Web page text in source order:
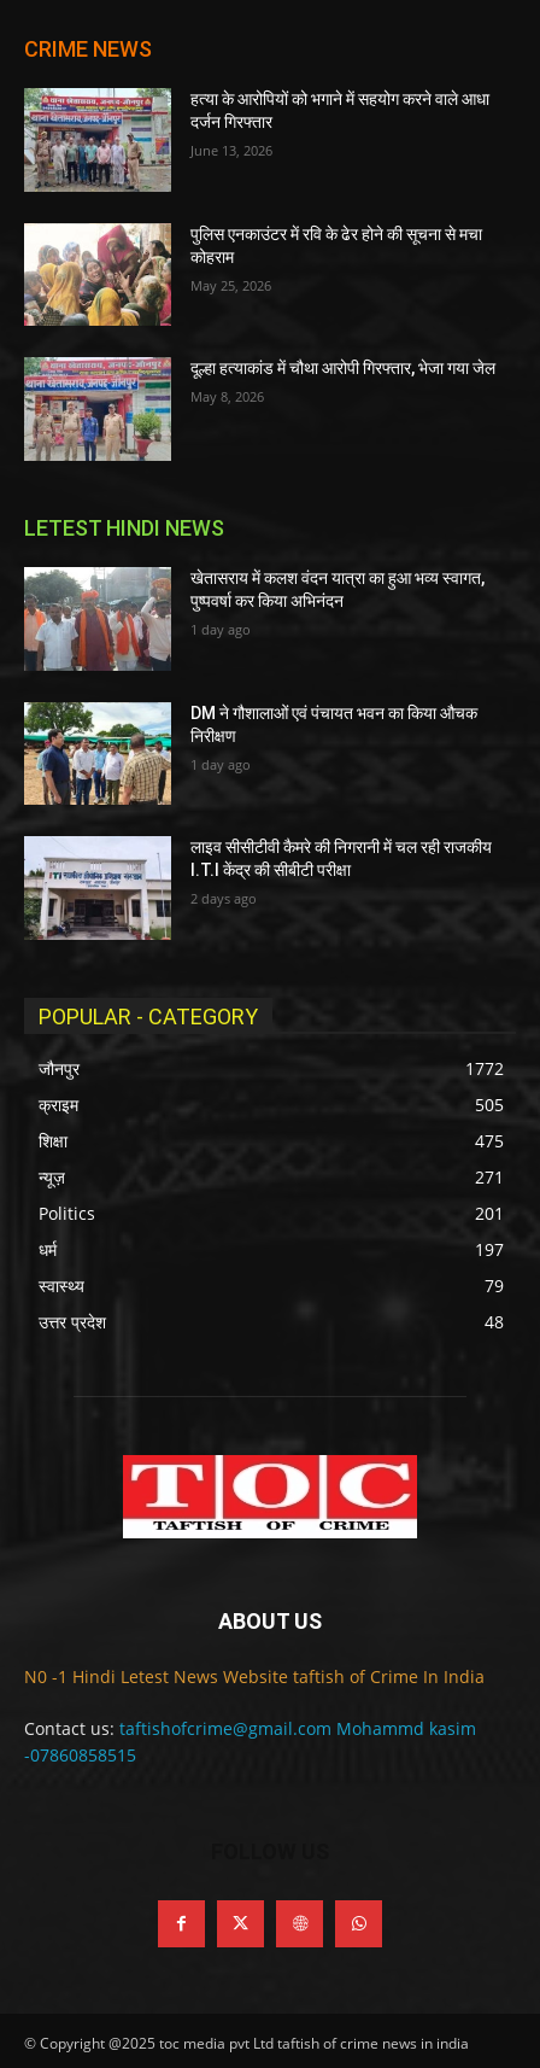
CRIME NEWS
हत्या के आरोपियों को भगाने में सहयोग करने वाले आधा
दर्जन गिरफ्तार
June 13, 2026
पुलिस एनकाउंटर में रवि के ढेर होने की सूचना से मचा
कोहराम
May 25, 2026
दूल्हा हत्याकांड में चौथा आरोपी गिरफ्तार, भेजा गया जेल
May 8, 2026
LETEST HINDI NEWS
खेतासराय में कलश वंदन यात्रा का हुआ भव्य स्वागत,
पुष्पवर्षा कर किया अभिनंदन
1 day ago
DM ने गौशालाओं एवं पंचायत भवन का किया औचक
निरीक्षण
1 day ago
लाइव सीसीटीवी कैमरे की निगरानी में चल रही राजकीय
I.T.I केंद्र की सीबीटी परीक्षा
2 days ago
POPULAR - CATEGORY
जौनपुर
1772
क्राइम
505
शिक्षा
475
न्यूज़
271
Politics
201
धर्म
197
स्वास्थ्य
79
उत्तर प्रदेश
48
ABOUT US
N0 -1 Hindi Letest News Website taftish of Crime In India
Contact us: taftishofcrime@gmail.com Mohammd kasim
-07860858515
© Copyright @2025 toc media pvt Ltd taftish of crime news in india